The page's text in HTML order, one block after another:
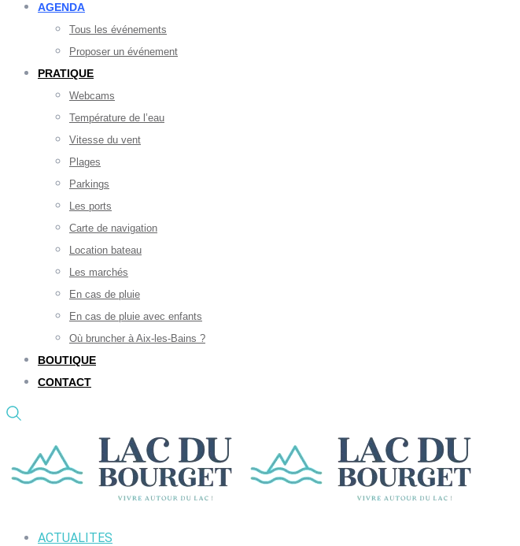
AGENDA
Tous les événements
Proposer un événement
PRATIQUE
Webcams
Température de l’eau
Vitesse du vent
Plages
Parkings
Les ports
Carte de navigation
Location bateau
Les marchés
En cas de pluie
En cas de pluie avec enfants
Où bruncher à Aix-les-Bains ?
BOUTIQUE
CONTACT
ACTUALITES